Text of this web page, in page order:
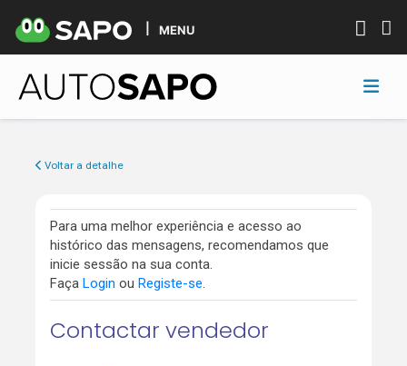
MENU
Voltar a detalhe
Para uma melhor experiência e acesso ao
histórico das mensagens, recomendamos que
inicie sessão na sua conta.
Faça Login ou Registe-se.
Contactar vendedor